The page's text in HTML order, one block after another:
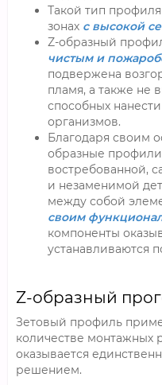
Такой тип
зонах с высокой
Z-образный
чистым и
подвержена
пламя, а также не
способных
организмов.
Благодаря своим
образные профили
востребованной,
и незаменимой
между собой
своим
компоненты
устанавливаются
Z-образный
Зетовый профиль
количестве монтажных
оказывается
решением.